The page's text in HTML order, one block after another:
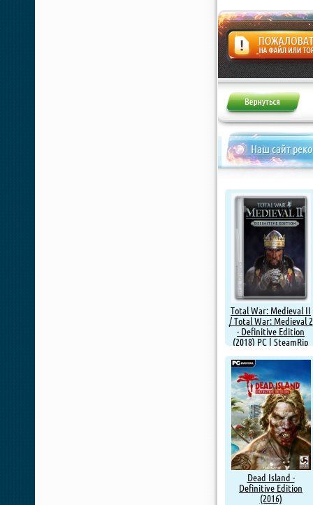
Жалоба
Наш сайт
Total War: Medieval II
/ Total War: Medieval 2
- Definitive Edition
(2018) PC | SteamRip
Dead Island -
Definitive Edition
(2016)